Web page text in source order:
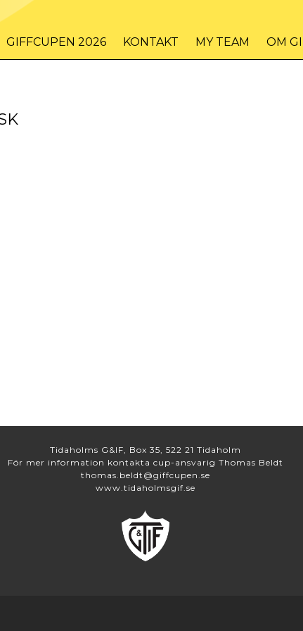
GIFFCUPEN 2026 KONTAKT MY TEAM OM
Tidaholms G&IF, Box 35, 522 21 Tidaholm
För mer information kontakta cup-ansvarig Thomas Beldt
thomas.beldt@giffcupen.se
www.tidaholmsgif.se